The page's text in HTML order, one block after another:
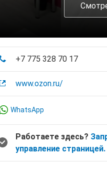
+7 775 328 70 17
www.ozon.ru/
WhatsApp
Работаете здесь?
управление страницей.